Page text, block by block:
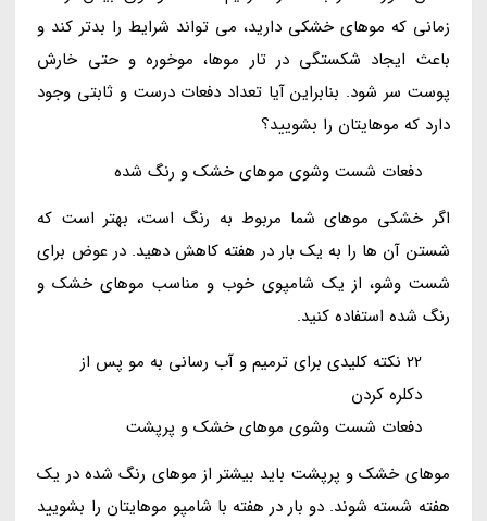
زمانی که موهای خشکی دارید، می تواند شرایط را بدتر کند و
باعث ایجاد شکستگی در تار موها، موخوره و حتی خارش
پوست سر شود. بنابراین آیا تعداد دفعات درست و ثابتی وجود
دارد که موهایتان را بشویید؟
دفعات شست وشوی موهای خشک و رنگ شده
اگر خشکی موهای شما مربوط به رنگ است، بهتر است که
شستن آن ها را به یک بار در هفته کاهش دهید. در عوض برای
شست وشو، از یک شامپوی خوب و مناسب موهای خشک و
رنگ شده استفاده کنید.
22 نکته کلیدی برای ترمیم و آب رسانی به مو پس از
دکلره کردن
دفعات شست وشوی موهای خشک و پرپشت
موهای خشک و پرپشت باید بیشتر از موهای رنگ شده در یک
هفته شسته شوند. دو بار در هفته با شامپو موهایتان را بشویید